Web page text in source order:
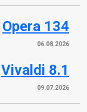
Opera 134
06.08.2026
Vivaldi 8.1
09.07.2026